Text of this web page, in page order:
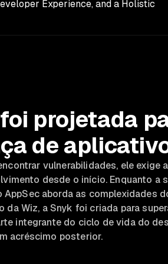
Experience, and a Holistic
projetada
de
vulnerabilidades, ele exige
desde o início. Enquanto a
aborda as complexidades
Wiz, a Snyk foi criada para
integrante do ciclo de vida do
acréscimo posterior.